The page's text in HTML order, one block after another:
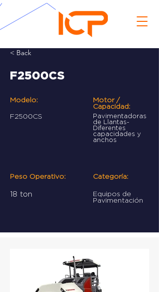
< Back
F2500CS
Modelo:
F2500CS
Motor /
Capacidad:
Pavimentadoras
de Llantas-
Diferentes
capacidades y
anchos
Peso Operativo:
18 ton
Categoría:
Equipos de
Pavimentación